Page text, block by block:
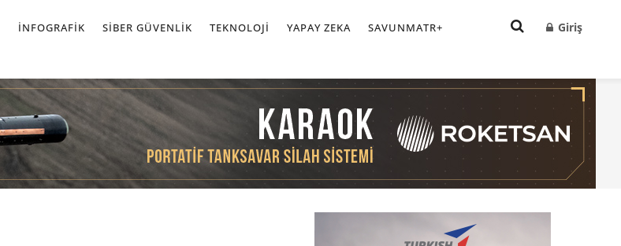
İNFOGRAFIK SIBER GÜVENLIK TEKNOLOJI YAPAY ZEKA SAVUNMATR+ Giriş